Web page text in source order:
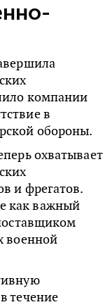
компании
в
обороны.
охватывает
и фрегатов.
как важный
военной
течение